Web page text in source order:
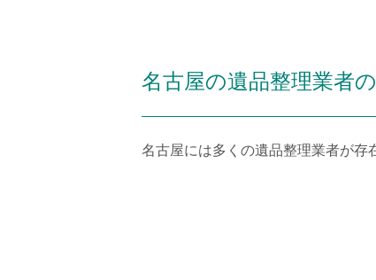
名古屋の遺品整理業者
名古屋には多くの遺品整理業者が存